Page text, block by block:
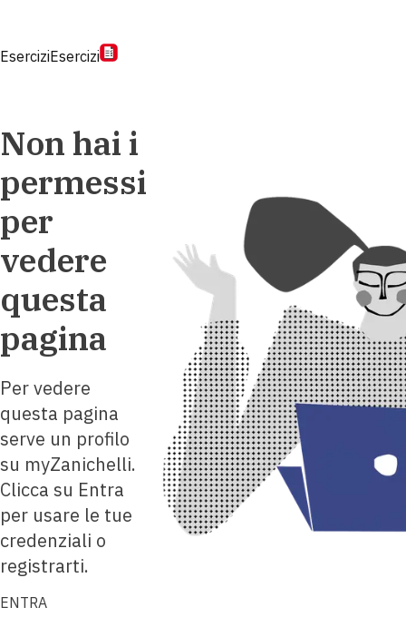
EserciziEsercizi
Non hai i
permessi
per
vedere
questa
pagina
Per vedere
questa pagina
serve un profilo
su myZanichelli.
Clicca su Entra
per usare le tue
credenziali o
registrarti.
ENTRA